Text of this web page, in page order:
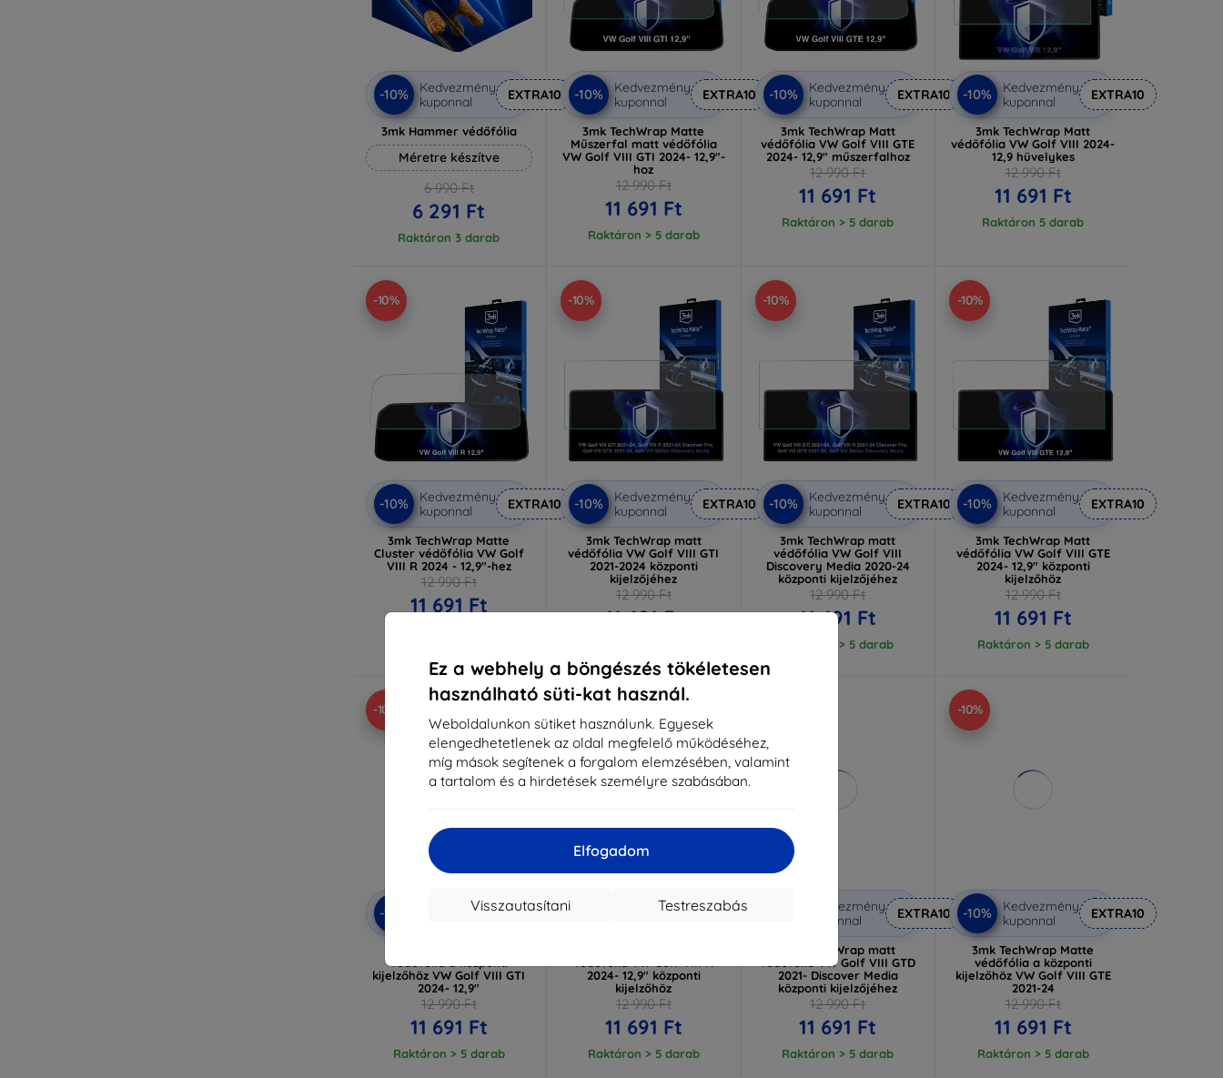
Ez a webhely a böngészés tökéletesen
használható süti-kat használ.
Weboldalunkon sütiket használunk. Egyesek
elengedhetetlenek az oldal megfelelő működéséhez,
míg mások segítenek a forgalom elemzésében, valamint
a tartalom és a hirdetések személyre szabásában.
Elfogadom
Testreszabás
Visszautasítani
-10%
Kedvezmény
kuponnal
EXTRA10
3mk Hammer védőfólia
Méretre készítve
6 990 Ft
6 291 Ft
Raktáron 3 darab
-10%
Kedvezmény
kuponnal
EXTRA10
3mk TechWrap Matte
Műszerfal matt védőfólia
VW Golf VIII GTI 2024- 12,9"-
hoz
12 990 Ft
11 691 Ft
Raktáron > 5 darab
-10%
Kedvezmény
kuponnal
EXTRA10
3mk TechWrap Matt
védőfólia VW Golf VIII GTE
2024- 12,9" műszerfalhoz
12 990 Ft
11 691 Ft
Raktáron > 5 darab
-10%
Kedvezmény
kuponnal
EXTRA10
3mk TechWrap Matt
védőfólia VW Golf VIII 2024-
12,9 hüvelykes
12 990 Ft
11 691 Ft
Raktáron 5 darab
-10%
-10%
Kedvezmény
kuponnal
EXTRA10
3mk TechWrap Matte
Cluster védőfólia VW Golf
VIII R 2024 - 12,9"-hez
12 990 Ft
11 691 Ft
-10%
-10%
Kedvezmény
kuponnal
EXTRA10
3mk TechWrap matt
védőfólia VW Golf VIII GTI
2021-2024 központi
kijelzőjéhez
12 990 Ft
11 691 Ft
-10%
-10%
Kedvezmény
kuponnal
EXTRA10
3mk TechWrap matt
védőfólia VW Golf VIII
Discovery Media 2020-24
központi kijelzőjéhez
12 990 Ft
11 691 Ft
Raktáron > 5 darab
-10%
-10%
Kedvezmény
kuponnal
EXTRA10
3mk TechWrap Matt
védőfólia VW Golf VIII GTE
2024- 12,9" központi
kijelzőhöz
12 990 Ft
11 691 Ft
Raktáron > 5 darab
-10%
-10%
Kedvezmény
EXTRA10
védőfólia a központi
kijelzőhöz VW Golf VIII GTI
2024- 12,9"
12 990 Ft
11 691 Ft
Raktáron > 5 darab
Kedvezmény
EXTRA10
2024- 12,9" központi
kijelzőhöz
12 990 Ft
11 691 Ft
Raktáron > 5 darab
Kedvezmény
kuponnal
EXTRA10
3mk TechWrap matt
védőfólia VW Golf VIII GTD
2021- Discover Media
központi kijelzőjéhez
12 990 Ft
11 691 Ft
Raktáron > 5 darab
-10%
-10%
Kedvezmény
kuponnal
EXTRA10
3mk TechWrap Matte
védőfólia a központi
kijelzőhöz VW Golf VIII GTE
2021-24
12 990 Ft
11 691 Ft
Raktáron > 5 darab